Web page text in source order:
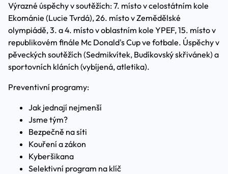
Výrazné úspěchy v soutěžích: 7. místo v celostátním kole
Ekománie (Lucie Tvrdá), 26. místo v Zemědělské
olympiádě, 3. a 4. místo v oblastním kole YPEF, 15. místo v
republikovém finále Mc Donald's Cup ve fotbale. Úspěchy v
pěveckých soutěžích (Sedmikvítek, Budíkovský skřivánek) a
sportovních kláních (vybíjená, atletika).
Preventivní programy:
Jak jednají nejmenší
Jsme tým?
Bezpečně na síti
Kouření a zákon
Kyberšikana
Selektivní program na klíč